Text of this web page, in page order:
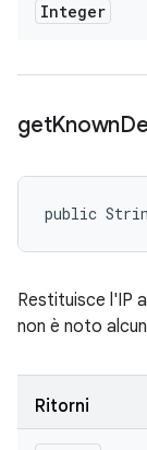
Integer
getKnown
public
Restituisce l'IP
non è noto alcun
Ritorni